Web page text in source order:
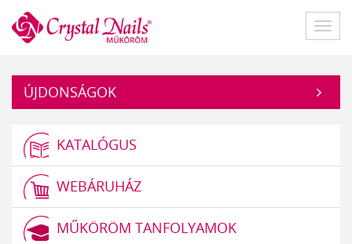
Műköröm
ÚJDONSÁGOK
KATALÓGUS
WEBÁRUHÁZ
MŰKÖRÖM TANFOLYAMOK